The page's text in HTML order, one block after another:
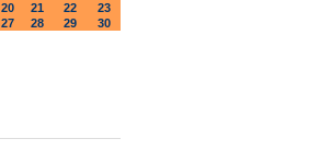
20 21 22
23
27 28 29
30